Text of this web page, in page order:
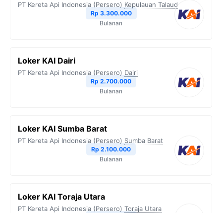
PT Kereta Api Indonesia (Persero) Kepulauan Talaud
Rp 3.300.000
Bulanan
Loker KAI Dairi
PT Kereta Api Indonesia (Persero) Dairi
Rp 2.700.000
Bulanan
Loker KAI Sumba Barat
PT Kereta Api Indonesia (Persero) Sumba Barat
Rp 2.100.000
Bulanan
Loker KAI Toraja Utara
PT Kereta Api Indonesia (Persero) Toraja Utara